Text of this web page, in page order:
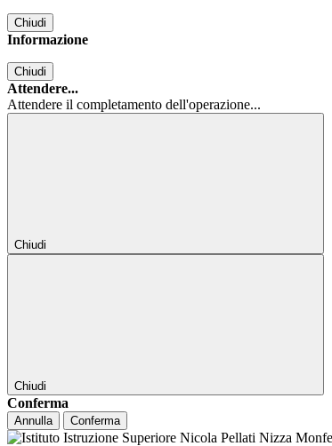
Chiudi
Informazione
Chiudi
Attendere...
Attendere il completamento dell'operazione...
Chiudi
Chiudi
Conferma
Annulla Conferma